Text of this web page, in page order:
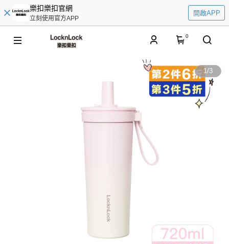
樂扣樂扣官網
立刻使用官方APP
開啟APP
0
1/3